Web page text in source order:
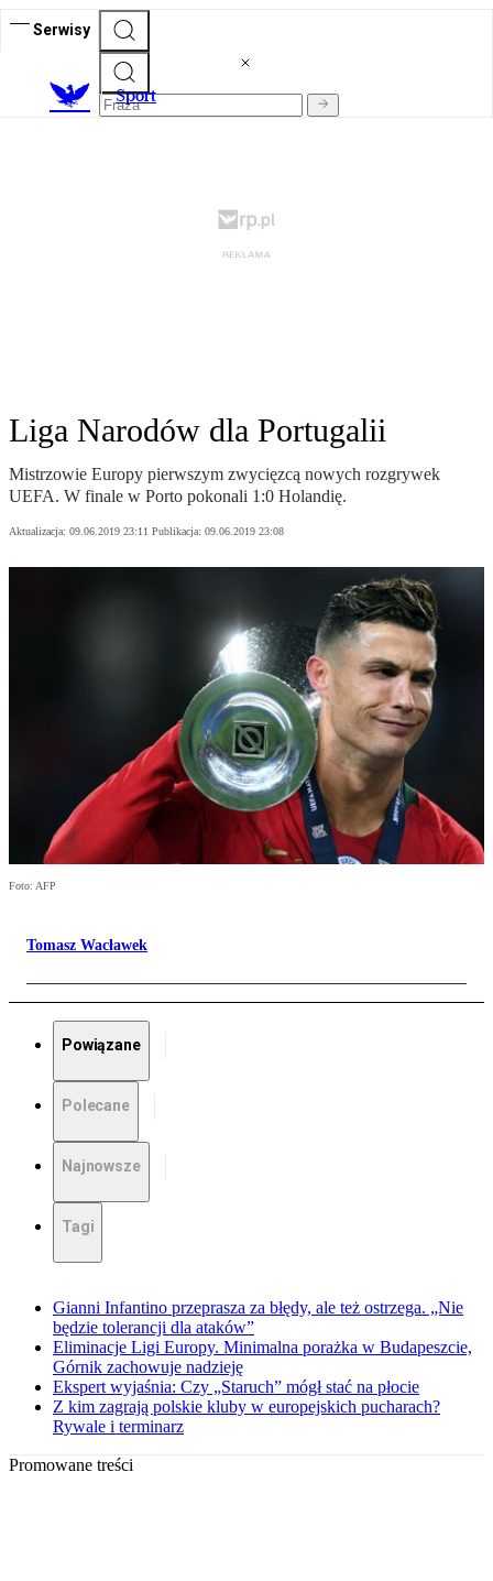
Serwisy
Sport
Liga Narodów dla Portugalii
Mistrzowie Europy pierwszym zwycięzcą nowych rozgrywek
UEFA. W finale w Porto pokonali 1:0 Holandię.
Aktualizacja: 09.06.2019 23:11 Publikacja: 09.06.2019 23:08
Foto: AFP
Tomasz Wacławek
Powiązane
Polecane
Najnowsze
Tagi
Gianni Infantino przeprasza za błędy, ale też ostrzega. „Nie
będzie tolerancji dla ataków”
Eliminacje Ligi Europy. Minimalna porażka w Budapeszcie,
Górnik zachowuje nadzieję
Ekspert wyjaśnia: Czy „Staruch” mógł stać na płocie
Z kim zagrają polskie kluby w europejskich pucharach?
Rywale i terminarz
Promowane treści